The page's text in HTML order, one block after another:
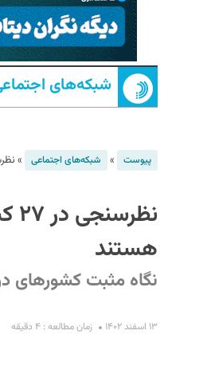
شبکه‌های
پیوست » شبکه‌های اجتماعی »نظرسنجی در ۲۷
هستند
نگاه مثبت کشور‌های
۱۳ اسفند ۱۴۰۲ زمان مطالعه : ۴ دقیقه